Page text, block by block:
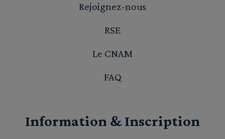
Rejoignez-nous
RSE
Le CNAM
FAQ
Information & Inscription